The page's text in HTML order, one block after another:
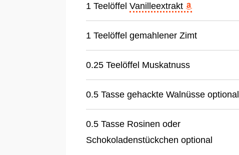
1 Teelöffel Vanilleextrakt
1 Teelöffel gemahlener Zimt
0.25 Teelöffel Muskatnuss
0.5 Tasse gehackte Walnüsse optional
0.5 Tasse Rosinen oder
Schokoladenstückchen optional